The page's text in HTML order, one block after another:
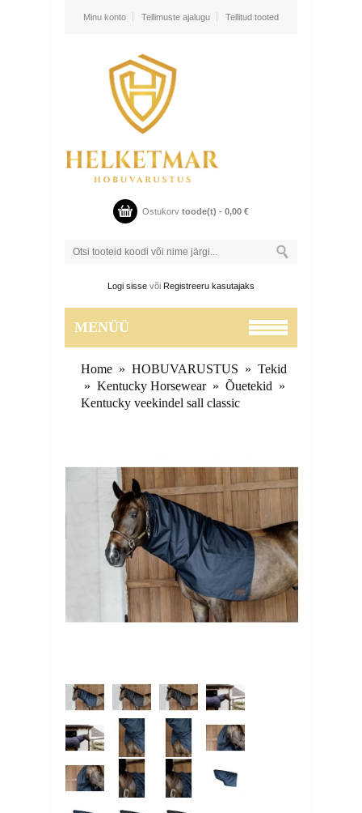
Minu konto Tellimuste ajalugu Tellitud tooted
Ostukorv toode(t) - 0,00 €
Logi sisse või Registreeru kasutajaks
MENÜÜ
Home » HOBUVARUSTUS » Tekid
» Kentucky Horsewear» Õuetekid »
Kentucky veekindel sall classic